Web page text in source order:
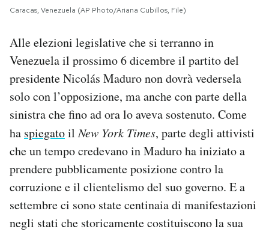
CALENDARIO
AREA PERSONALE
Area Personale
Newsletter
Regala il Post
Hai bisogno di aiuto?
Esci
Caracas, Venezuela (AP Photo/Ariana Cubillos, File)
Alle elezioni legislative che si terranno in
Venezuela il prossimo 6 dicembre il partito del
presidente Nicolás Maduro non dovrà vedersela
solo con l’opposizione, ma anche con parte della
sinistra che fino ad ora lo aveva sostenuto. Come
ha spiegatoilNew York Times, parte degli attivisti
che un tempo credevano in Maduro ha iniziato a
prendere pubblicamente posizione contro la
corruzione e il clientelismo del suo governo. E a
settembre ci sono state centinaia di manifestazioni
negli stati che storicamente costituiscono la sua